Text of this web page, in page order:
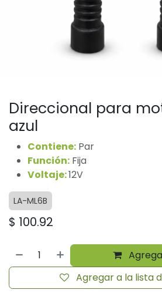
Direccional para
azul
Contiene: Par
Función: Fija
Voltaje:12V
LA-ML6B
$ 100.92
Agregar a la lista